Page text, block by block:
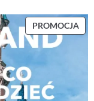
PROMOCJAP
R